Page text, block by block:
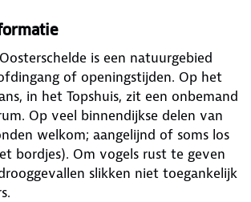
is een natuurgebied
of openingstijden. Op het
in het Topshuis, zit een onbemand
Op veel binnendijkse delen van
welkom; aangelijnd of soms los
bordjes). Om vogels rust te geven
slikken niet toegankelijk